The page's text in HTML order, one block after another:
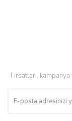
Fırsatları,